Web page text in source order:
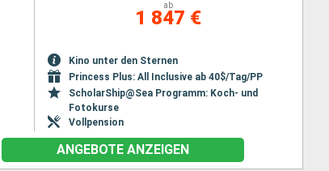
ab
1 847 €
Kino unter den Sternen
Princess Plus: All Inclusive ab 40$/Tag/PP
ScholarShip@Sea Programm: Koch- und
Fotokurse
Vollpension
ANGEBOTE ANZEIGEN